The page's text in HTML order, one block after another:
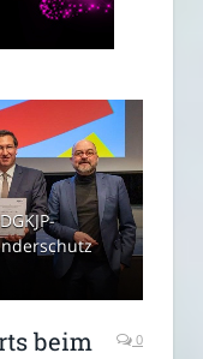
beim
0